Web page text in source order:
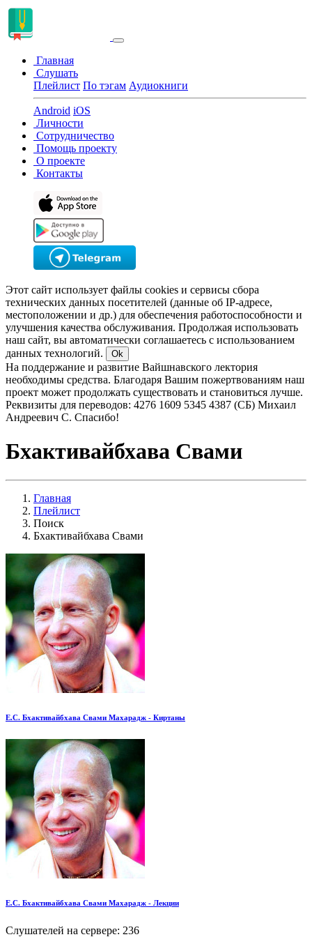
Главная
Слушать
Плейлист По тэгам Аудиокниги
Android iOS
Личности
Сотрудничество
Помощь проекту
О проекте
Контакты
Этот сайт использует файлы cookies и сервисы сбора
технических данных посетителей (данные об IP-адресе,
местоположении и др.) для обеспечения работоспособности и
улучшения качества обслуживания. Продолжая использовать
наш сайт, вы автоматически соглашаетесь с использованием
данных технологий.
Ok
На поддержание и развитие Вайшнавского лектория
необходимы средства. Благодаря Вашим пожертвованиям наш
проект может продолжать существовать и становиться лучше.
Реквизиты для переводов: 4276 1609 5345 4387 (СБ) Михаил
Андреевич С. Спасибо!
Бхактивайбхава Свами
Главная
Плейлист
Поиск
Бхактивайбхава Свами
Е.С. Бхактивайбхава Свами Махарадж - Киртаны
Е.С. Бхактивайбхава Свами Махарадж - Лекции
Слушателей на сервере: 236